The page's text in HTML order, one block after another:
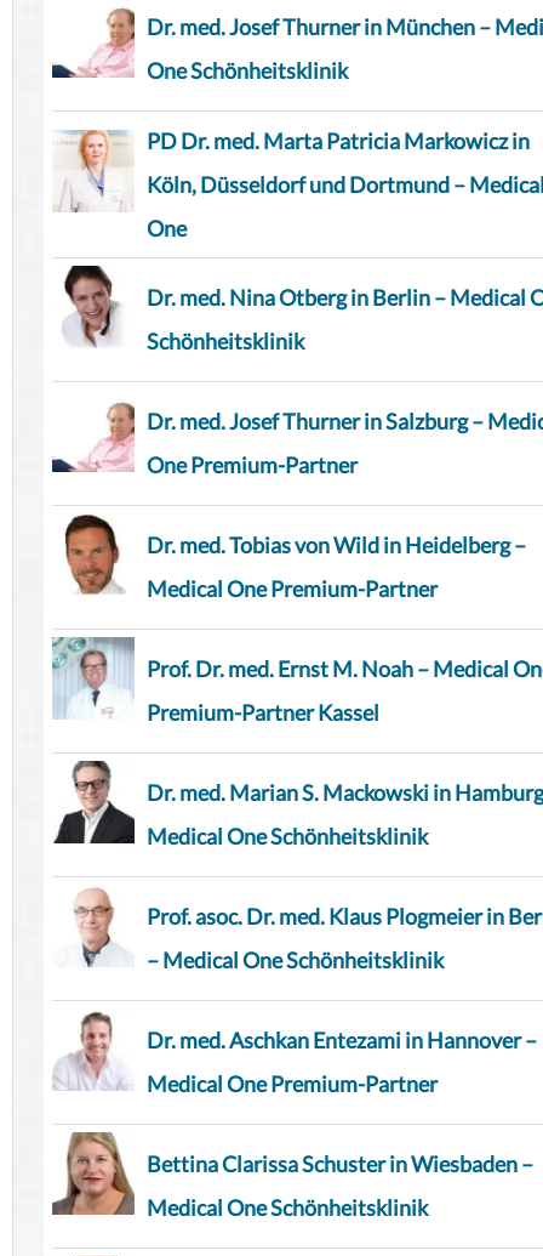
Dr. med. Josef Thurner in München –
One Schönheitsklinik
PD Dr. med. Marta Patricia Markowicz in
Köln, Düsseldorf und Dortmund –
One
Dr. med. Nina Otberg in Berlin – Medical
Schönheitsklinik
Dr. med. Josef Thurner in Salzburg –
One Premium-Partner
Dr. med. Tobias von Wild in Heidelberg –
Medical One Premium-Partner
Prof. Dr. med. Ernst M. Noah – Medical
Premium-Partner Kassel
Dr. med. Marian S. Mackowski in
Medical One Schönheitsklinik
Prof. asoc. Dr. med. Klaus Plogmeier in
– Medical One Schönheitsklinik
Dr. med. Aschkan Entezami in Hannover –
Medical One Premium-Partner
Bettina Clarissa Schuster in Wiesbaden –
Medical One Schönheitsklinik